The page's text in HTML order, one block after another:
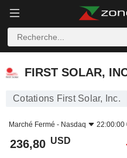
FIRST SOLAR, INC.
FIRST SOLAR,
Cotations First Solar, Inc.
Marché Fermé - Nasdaq 22:00:00
236,80 USD